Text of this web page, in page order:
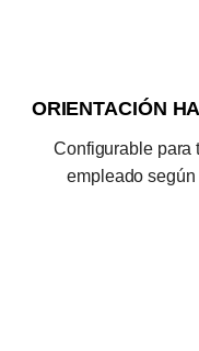
ORIENTACIÓN
Configurable para
empleado